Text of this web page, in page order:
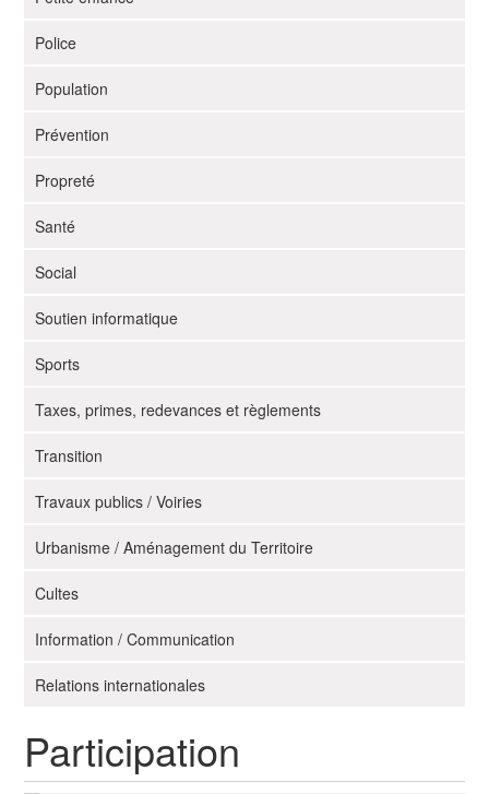
Police
Population
Prévention
Propreté
Santé
Social
Soutien informatique
Sports
Taxes, primes, redevances et règlements
Transition
Travaux publics / Voiries
Urbanisme / Aménagement du Territoire
Cultes
Information / Communication
Relations internationales
Participation